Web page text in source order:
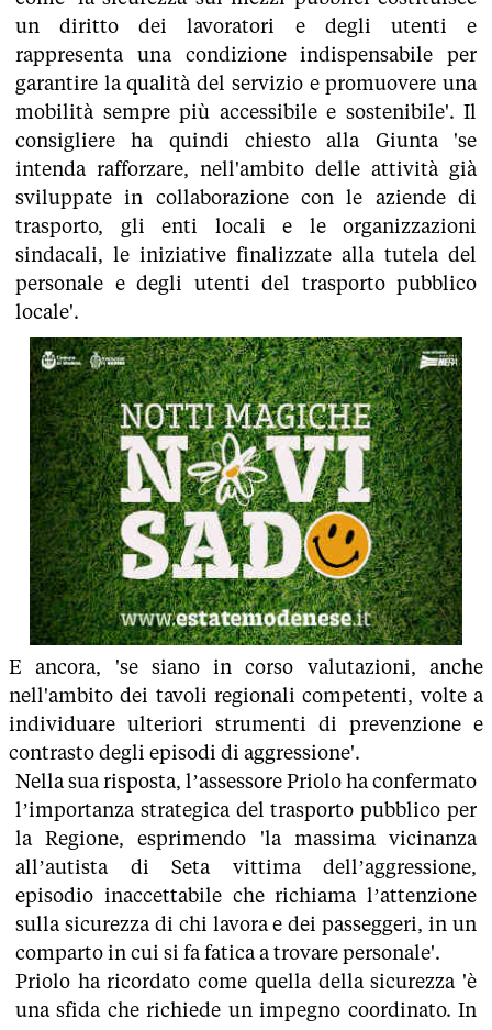
un diritto dei lavoratori e degli utenti e
rappresenta una condizione indispensabile per
garantire la qualità del servizio e promuovere una
mobilità sempre più accessibile e sostenibile'. Il
consigliere ha quindi chiesto alla Giunta 'se
intenda rafforzare, nell'ambito delle attività già
sviluppate in collaborazione con le aziende di
trasporto, gli enti locali e le organizzazioni
sindacali, le iniziative finalizzate alla tutela del
personale e degli utenti del trasporto pubblico
locale'.
E ancora, 'se siano in corso valutazioni, anche
nell'ambito dei tavoli regionali competenti, volte a
individuare ulteriori strumenti di prevenzione e
contrasto degli episodi di aggressione'.
Nella sua risposta, l’assessore Priolo ha confermato
l’importanza strategica del trasporto pubblico per
la Regione, esprimendo 'la massima vicinanza
all’autista di Seta vittima dell’aggressione,
episodio inaccettabile che richiama l’attenzione
sulla sicurezza di chi lavora e dei passeggeri, in un
comparto in cui si fa fatica a trovare personale'.
Priolo ha ricordato come quella della sicurezza 'è
una sfida che richiede un impegno coordinato. In